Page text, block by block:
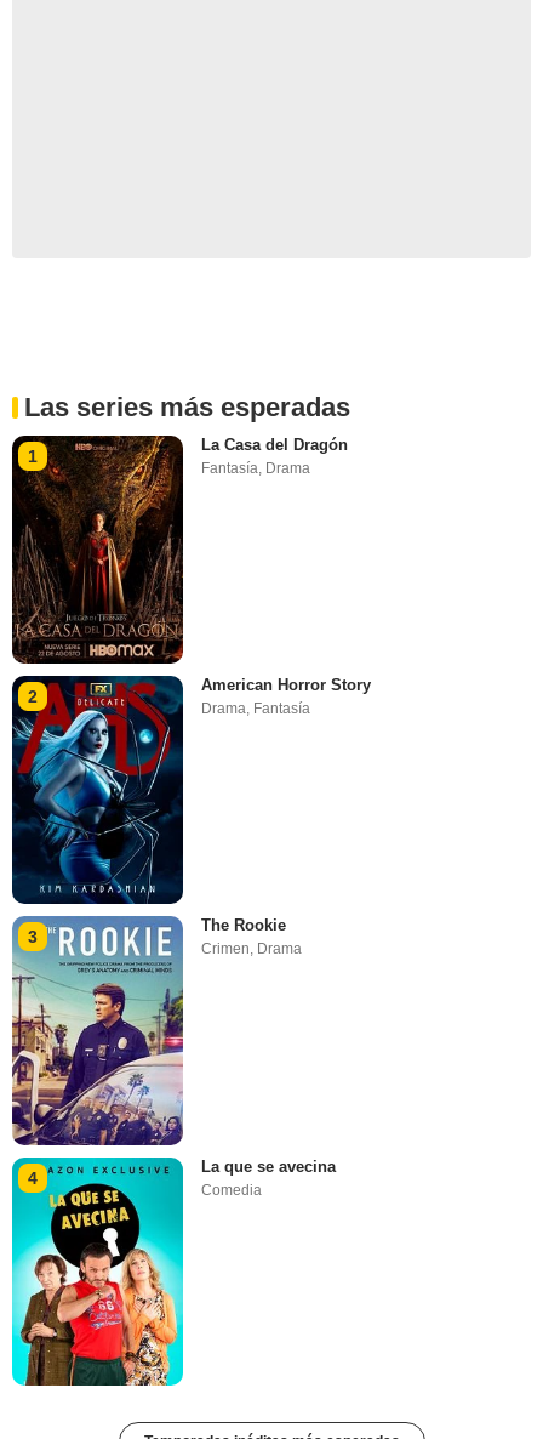
Las series más esperadas
1
La Casa del Dragón
Fantasía Drama
2
American Horror Story
Drama, Fantasía
3
The Rookie
Crimen, Drama
4
La que se avecina
Comedia